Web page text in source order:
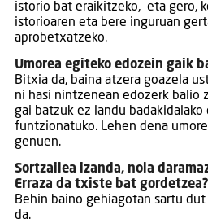
istorio bat eraikitzeko, eta gero,
istorioaren eta bere inguruan
aprobetxatzeko.
Umorea egiteko edozein gaik
Bitxia da, baina atzera goazela
ni hasi nintzenean edozerk balio
gai batzuk ez landu badakidalako
funtzionatuko. Lehen dena
genuen.
Sortzailea izanda, nola
Erraza da txiste bat gordetzea?
Behin baino gehiagotan sartu dut
da.